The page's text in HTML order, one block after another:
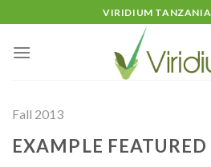
to
content
VIRIDIUM
Fall 2013
EXAMPLE